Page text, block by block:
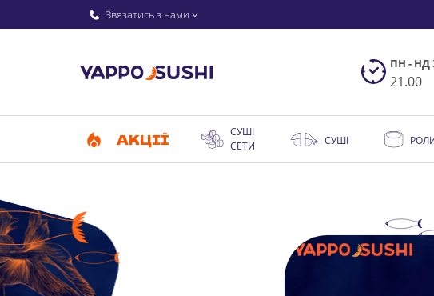
Звязатись з нами
ПН - НД
21.00
АКЦІЇ
СУШІ
СЕТИ
СУШІ